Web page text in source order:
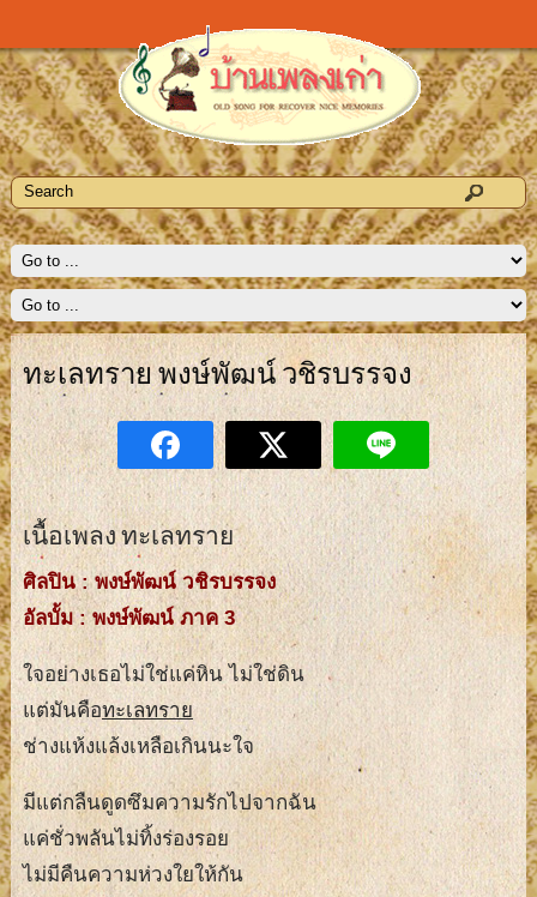
ทะเลทราย พงษ์พัฒน์ วชิรบรรจง
เนื้อเพลง ทะเลทราย
ศิลปิน : พงษ์พัฒน์ วชิรบรรจง
อัลบั้ม : พงษ์พัฒน์ ภาค 3
ใจอย่างเธอไม่ใช่แค่หิน ไม่ใช่ดิน
แต่มันคือทะเลทราย
ช่างแห้งแล้งเหลือเกินนะใจ
มีแต่กลืนดูดซึมความรักไปจากฉัน
แค่ชั่วพลันไม่ทิ้งร่องรอย
ไม่มีคืนความห่วงใยให้กัน